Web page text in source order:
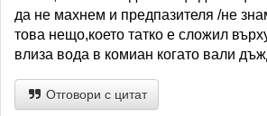
да не махнем и предпазителя /не
това нещо,което татко е сложил
влиза вода в комиан когато вали
Отговори с цитат